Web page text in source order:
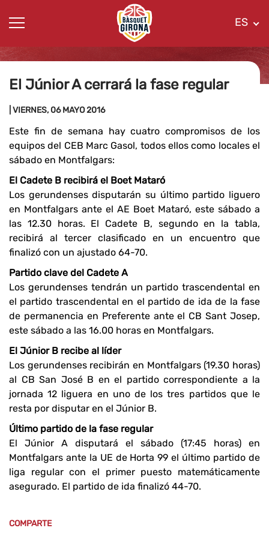
ES
El Júnior A cerrará la fase regular
| VIERNES, 06 MAYO 2016
Este fin de semana hay cuatro compromisos de los
equipos del CEB Marc Gasol, todos ellos como locales el
sábado en Montfalgars:
El Cadete B recibirá el Boet Mataró
Los gerundenses disputarán su último partido liguero
en Montfalgars ante el AE Boet Mataró, este sábado a
las 12.30 horas. El Cadete B, segundo en la tabla,
recibirá al tercer clasificado en un encuentro que
finalizó con un ajustado 64-70.
Partido clave del Cadete A
Los gerundenses tendrán un partido trascendental en
el partido trascendental en el partido de ida de la fase
de permanencia en Preferente ante el CB Sant Josep,
este sábado a las 16.00 horas en Montfalgars.
El Júnior B recibe al líder
Los gerundenses recibirán en Montfalgars (19.30 horas)
al CB San José B en el partido correspondiente a la
jornada 12 liguera en uno de los tres partidos que le
resta por disputar en el Júnior B.
Último partido de la fase regular
El Júnior A disputará el sábado (17:45 horas) en
Montfalgars ante la UE de Horta 99 el último partido de
liga regular con el primer puesto matemáticamente
asegurado. El partido de ida finalizó 44-70.
COMPARTE